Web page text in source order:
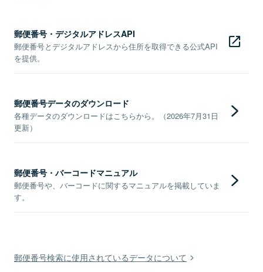
郵便番号・デジタルアドレスAPI
郵便番号とデジタルアドレスから住所を取得できる公式API
を提供。
郵便番号データのダウンロード
各種データのダウンロードはこちらから。（2026年7月31日
更新）
郵便番号・バーコードマニュアル
郵便番号や、バーコードに関するマニュアルを掲載していま
す。
郵便番号検索に使用されているデータについて